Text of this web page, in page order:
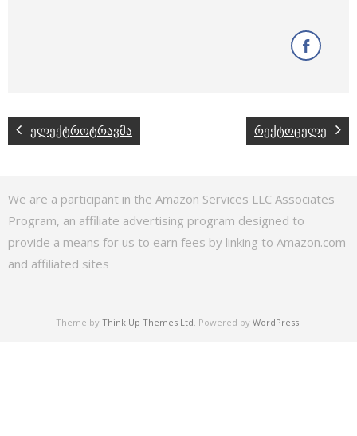
ელექტროტრავმა რექტოცელე
We are a participant in the Amazon Services LLC Associates
Program, an affiliate advertising program designed to
provide a means for us to earn fees by linking to Amazon.com
and affiliated sites
Theme by Think Up Themes Ltd. Powered by WordPress.